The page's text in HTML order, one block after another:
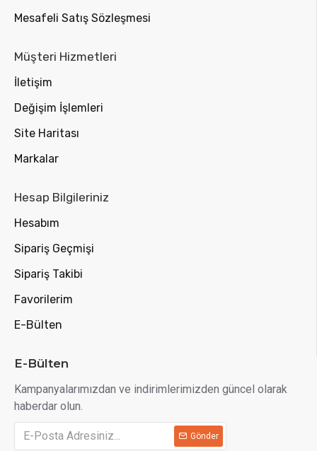
Mesafeli Satış Sözleşmesi
Müşteri Hizmetleri
İletişim
Değişim İşlemleri
Site Haritası
Markalar
Hesap Bilgileriniz
Hesabım
Sipariş Geçmişi
Sipariş Takibi
Favorilerim
E-Bülten
E-Bülten
Kampanyalarımızdan ve indirimlerimizden güncel olarak
haberdar olun.
Gönder